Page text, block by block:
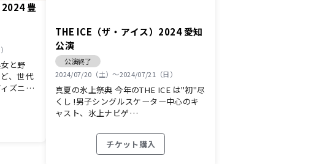
豊
と野
、世代
ィズニ…
THE ICE（ザ・アイス）2024 愛知
公演
公演終了
2024/07/20（土）〜2024/07/21（日）
真夏の氷上祭典 今年のTHE ICE は"初"尽
くし !男子シングルスケーター中心のキ
ャスト、氷上ナビゲ…
チケット購入